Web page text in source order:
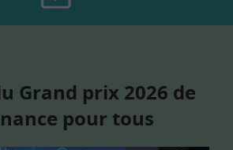
Grand prix 2026 de
pour tous